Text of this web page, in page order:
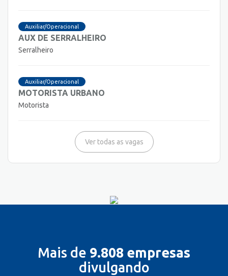
Auxiliar/Operacional
AUX DE SERRALHEIRO
Serralheiro
Auxiliar/Operacional
MOTORISTA URBANO
Motorista
Ver todas as vagas
Mais de 9.808 empresas
divulgando